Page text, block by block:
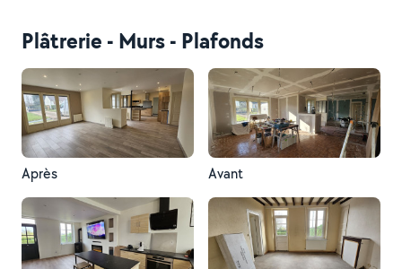
Plâtrerie - Murs - Plafonds
Après Avant